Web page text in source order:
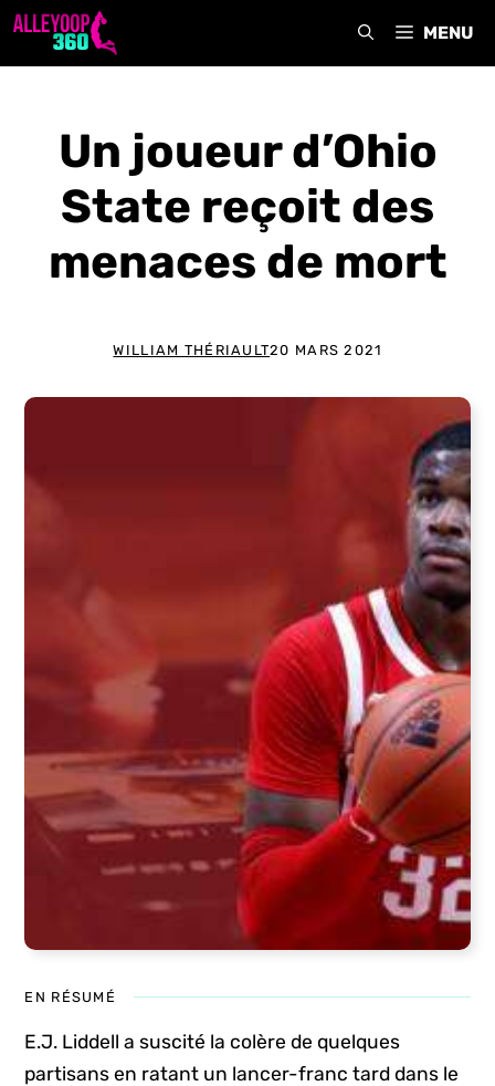
Aller
MENU
Un joueur d’Ohio
State reçoit des
menaces de mort
WILLIAM THÉRIAULT20 MARS 2021
EN RÉSUMÉ
E.J. Liddell a suscité la colère de quelques
partisans en ratant un lancer-franc tard dans le